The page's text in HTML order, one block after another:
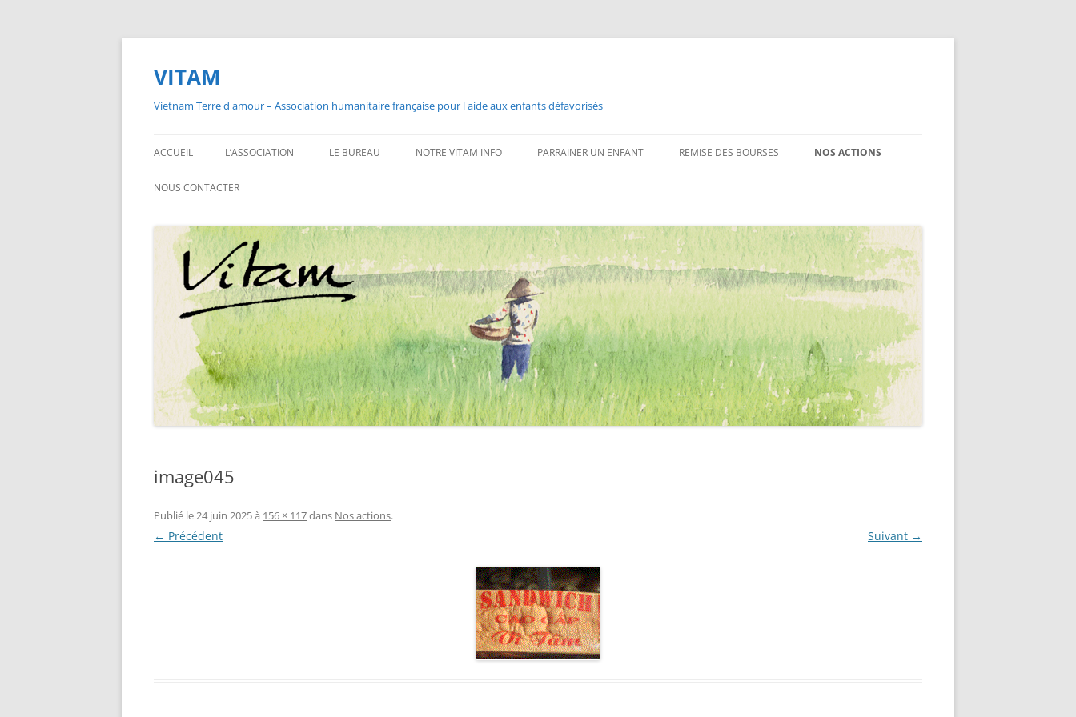
Aller
VITAM
Vietnam Terre d amour – Association humanitaire française pour l aide aux enfants défavorisés
ACCUEIL L’ASSOCIATION LE BUREAU NOTRE VITAM INFO PARRAINER UN ENFANT REMISE DES BOURSES NOS ACTIONS
NOUS CONTACTER
image045
Publié le24 juin 2025à 156 × 117dans Nos actions.
← Précédent Suivant →